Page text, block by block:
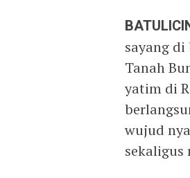
sayang di
Tanah
yatim di
wujud